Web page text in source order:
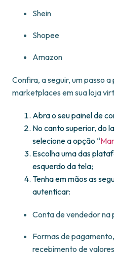
Shein
Shopee
Amazon
Confira, a seguir, um passo
marketplaces em sua loja
Abra o seu painel de
No canto superior, do
selecione a opção “
Escolha uma das
esquerdo da tela;
Tenha em mãos as
autenticar:
Conta de vendedor
Formas de
recebimento de